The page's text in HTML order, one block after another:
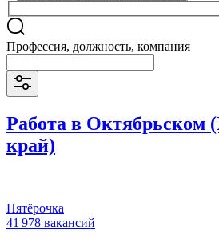
Профессия, должность, компания
Работа в Октябрьском
край)
Пятёрочка
41 978 вакансий